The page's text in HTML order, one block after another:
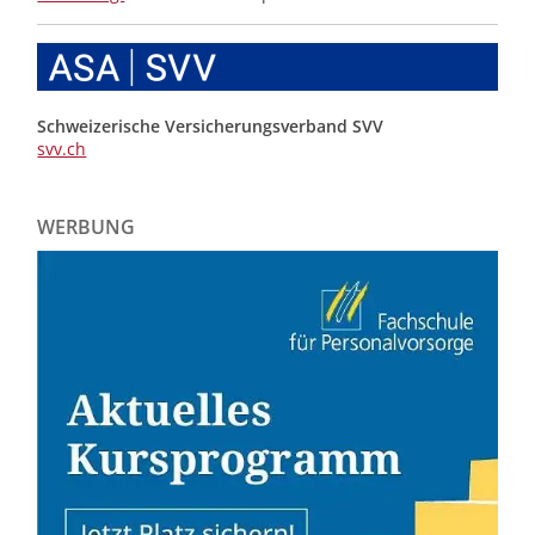
Schweizerische Versicherungsverband SVV
svv.ch
WERBUNG